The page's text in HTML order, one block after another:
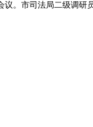
。市司法局二级调研